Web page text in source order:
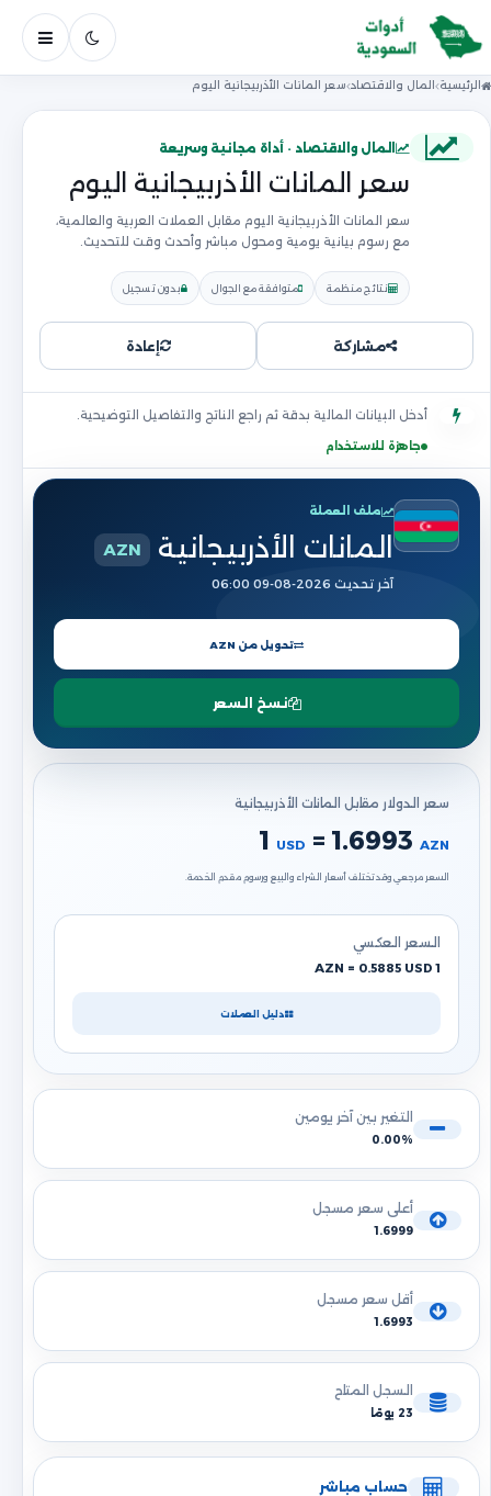
فتح
الرئيسية المال والاقتصاد سعر المانات الأذربيجانية اليوم
المال والاقتصاد · أداة مجانية وسريعة
سعر المانات الأذربيجانية اليوم
سعر المانات الأذربيجانية اليوم مقابل العملات العربية والعالمية،
مع رسوم بيانية يومية ومحول مباشر وأحدث وقت للتحديث.
نتائج منظمة متوافقة مع الجوال بدون تسجيل
مشاركة إعادة
أدخل البيانات المالية بدقة ثم راجع الناتج والتفاصيل التوضيحية.
جاهزة للاستخدام
ملف العملة
المانات الأذربيجانية AZN
آخر تحديث 2026-08-09 06:00
تحويل من AZN
نسخ السعر
سعر الدولار مقابل المانات الأذربيجانية
1 USD = 1.6993 AZN
السعر مرجعي وقد تختلف أسعار الشراء والبيع ورسوم مقدم الخدمة.
السعر العكسي
1 AZN = 0.5885 USD
دليل العملات
التغير بين آخر يومين
0.00%
أعلى سعر مسجل
1.6999
أقل سعر مسجل
1.6993
السجل المتاح
23 يومًا
حساب مباشر